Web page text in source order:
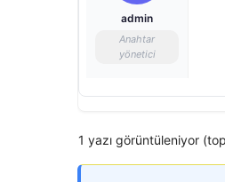
admin
Anahtar
yönetici
1 yazı görüntüleniyor